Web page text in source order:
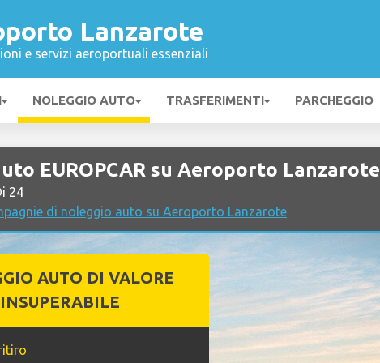
Lanzarote
e servizi aeroportuali essenziali
NOLEGGIO AUTO TRASFERIMENTI PARCHEGGIO
EUROPCAR su Aeroporto Lanzarote
24
di noleggio auto su Aeroporto Lanzarote
AUTO DI VALORE
INSUPERABILE